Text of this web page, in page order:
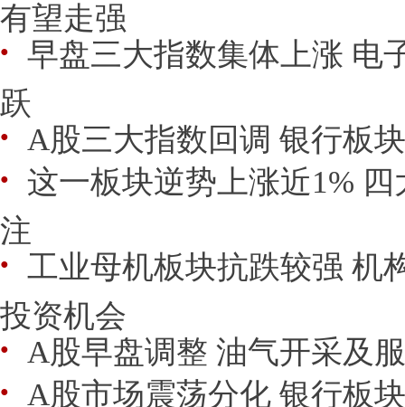
有望走强
● 早盘三大指数集体上涨 电
跃
● A股三大指数回调 银行板
● 这一板块逆势上涨近1%
注
● 工业母机板块抗跌较强 机
投资机会
● A股早盘调整 油气开采及
● A股市场震荡分化 银行板